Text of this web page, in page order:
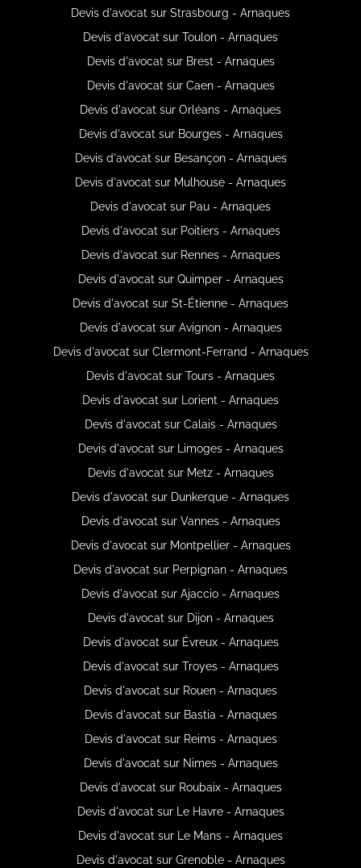
Devis d'avocat sur Strasbourg - Arnaques
Devis d'avocat sur Toulon - Arnaques
Devis d'avocat sur Brest - Arnaques
Devis d'avocat sur Caen - Arnaques
Devis d'avocat sur Orléans - Arnaques
Devis d'avocat sur Bourges - Arnaques
Devis d'avocat sur Besançon - Arnaques
Devis d'avocat sur Mulhouse - Arnaques
Devis d'avocat sur Pau - Arnaques
Devis d'avocat sur Poitiers - Arnaques
Devis d'avocat sur Rennes - Arnaques
Devis d'avocat sur Quimper - Arnaques
Devis d'avocat sur St-Étienne - Arnaques
Devis d'avocat sur Avignon - Arnaques
Devis d'avocat sur Clermont-Ferrand - Arnaques
Devis d'avocat sur Tours - Arnaques
Devis d'avocat sur Lorient - Arnaques
Devis d'avocat sur Calais - Arnaques
Devis d'avocat sur Limoges - Arnaques
Devis d'avocat sur Metz - Arnaques
Devis d'avocat sur Dunkerque - Arnaques
Devis d'avocat sur Vannes - Arnaques
Devis d'avocat sur Montpellier - Arnaques
Devis d'avocat sur Perpignan - Arnaques
Devis d'avocat sur Ajaccio - Arnaques
Devis d'avocat sur Dijon - Arnaques
Devis d'avocat sur Évreux - Arnaques
Devis d'avocat sur Troyes - Arnaques
Devis d'avocat sur Rouen - Arnaques
Devis d'avocat sur Bastia - Arnaques
Devis d'avocat sur Reims - Arnaques
Devis d'avocat sur Nimes - Arnaques
Devis d'avocat sur Roubaix - Arnaques
Devis d'avocat sur Le Havre - Arnaques
Devis d'avocat sur Le Mans - Arnaques
Devis d'avocat sur Grenoble - Arnaques